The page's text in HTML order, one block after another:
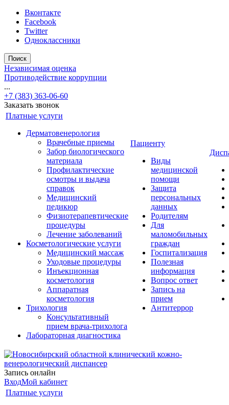
Вконтакте
Facebook
Twitter
Одноклассники
Поиск
Независимая оценка
Противодействие коррупции
...
+7 (383) 363-06-60
Заказать звонок
Платные услуги
Дерматовенерология
Врачебные приемы
Забор биологического
материала
Профилактические
осмотры и выдача
справок
Медицинский
педикюр
Физиотерапевтические
процедуры
Лечение заболеваний
Косметологические услуги
Медицинский массаж
Уходовые процедуры
Инъекционная
косметология
Аппаратная
косметология
Трихология
Консультативный
прием врача-трихолога
Лабораторная диагностика
Пациенту
Виды
медицинской
помощи
Защита
персональных
данных
Родителям
Для
маломобильных
граждан
Госпитализация
Полезная
информация
Вопрос ответ
Запись на
прием
Антитеррор
Запись онлайн
ВходМой кабинет
Платные услуги